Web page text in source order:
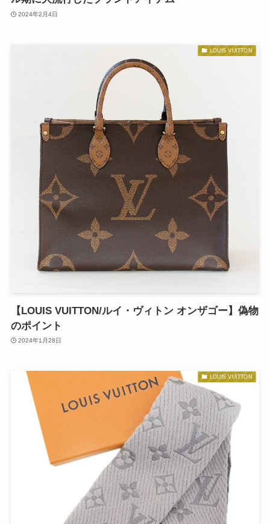
2024年2月4日
LOUIS VUITTON
【LOUIS VUITTON/ルイ・ヴィトン オンザゴー】偽物
のポイント
2024年1月28日
LOUIS VUITTON